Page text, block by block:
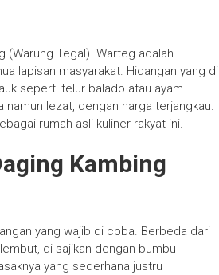
Tegal). Warteg adalah
lapisan masyarakat. Hidangan yang di
seperti telur balado atau ayam
lezat, dengan harga terjangkau.
rumah asli kuliner rakyat ini.
Kambing
yang wajib di coba. Berbeda dari
di sajikan dengan bumbu
yang sederhana justru